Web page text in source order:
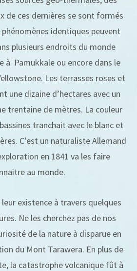
de ces dernières se sont formés
identiques peuvent
plusieurs endroits du monde
à Pamukkale ou encore dans le
Les terrasses roses et
une dizaine d’hectares avec un
trentaine de mètres. La couleur
tranchait avec le blanc et
C’est un naturaliste Allemand
en 1841 va les faire
au monde.
existence à travers quelques
Ne les cherchez pas de nos
de la nature à disparue en
du Mont Tarawera. En plus de
la catastrophe volcanique fût à